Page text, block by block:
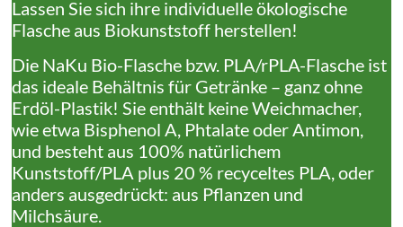
Lassen Sie sich ihre individuelle ökologische
Flasche aus Biokunststoff herstellen!
Die NaKu Bio-Flasche bzw. PLA/rPLA-Flasche ist
das ideale Behältnis für Getränke – ganz ohne
Erdöl-Plastik! Sie enthält keine Weichmacher,
wie etwa Bisphenol A, Phtalate oder Antimon,
und besteht aus 100% natürlichem
Kunststoff/PLA plus 20 % recyceltes PLA, oder
anders ausgedrückt: aus Pflanzen und
Milchsäure.